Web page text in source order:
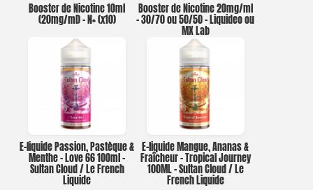
Booster de Nicotine 10ml
(20mg/ml) – N+ (x10)
Booster de Nicotine 20mg/ml
– 30/70 ou 50/50 – Liquideo ou
MX Lab
E-liquide Passion, Pastèque &
Menthe – Love 66 100ml –
Sultan Cloud / Le French
Liquide
E-liquide Mangue, Ananas &
Fraîcheur – Tropical Journey
100ML – Sultan Cloud / Le
French Liquide